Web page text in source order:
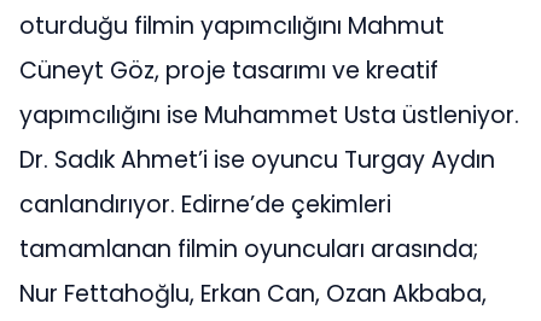
oturduğu filmin yapımcılığını Mahmut
Cüneyt Göz, proje tasarımı ve kreatif
yapımcılığını ise Muhammet Usta üstleniyor.
Dr. Sadık Ahmet’i ise oyuncu Turgay Aydın
canlandırıyor. Edirne’de çekimleri
tamamlanan filmin oyuncuları arasında;
Nur Fettahoğlu, Erkan Can, Ozan Akbaba,